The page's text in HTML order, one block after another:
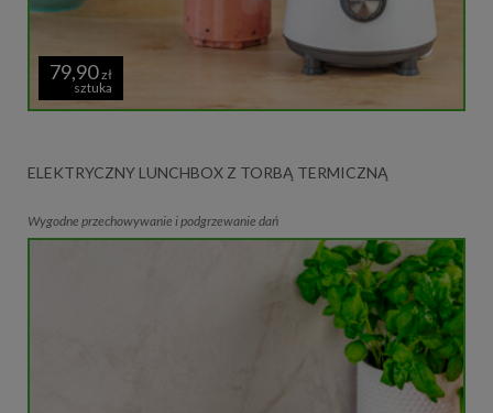
79,90zł
sztuka
ELEKTRYCZNY LUNCHBOX Z TORBĄ TERMICZNĄ
Wygodne przechowywanie i podgrzewanie dań